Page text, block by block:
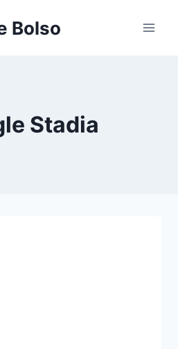
Bolso
Stadia